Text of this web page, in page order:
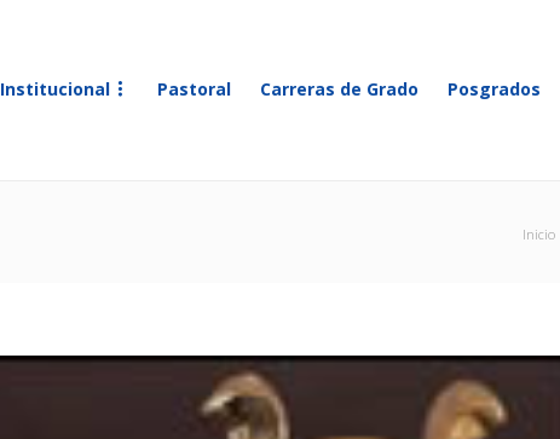
Institucional Pastoral Carreras de Grado Posgrados
Inicio